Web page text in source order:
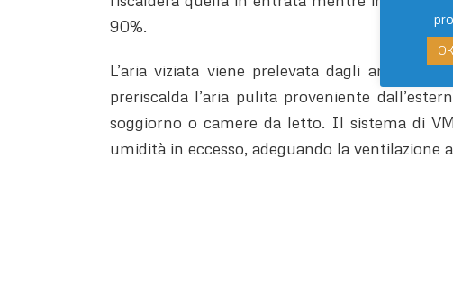
90%.
L’aria viziata viene prelevata dagli
preriscalda l’aria pulita proveniente
soggiorno o camere da letto. Il sistema di
umidità in eccesso, adeguando la ventilazione
OK